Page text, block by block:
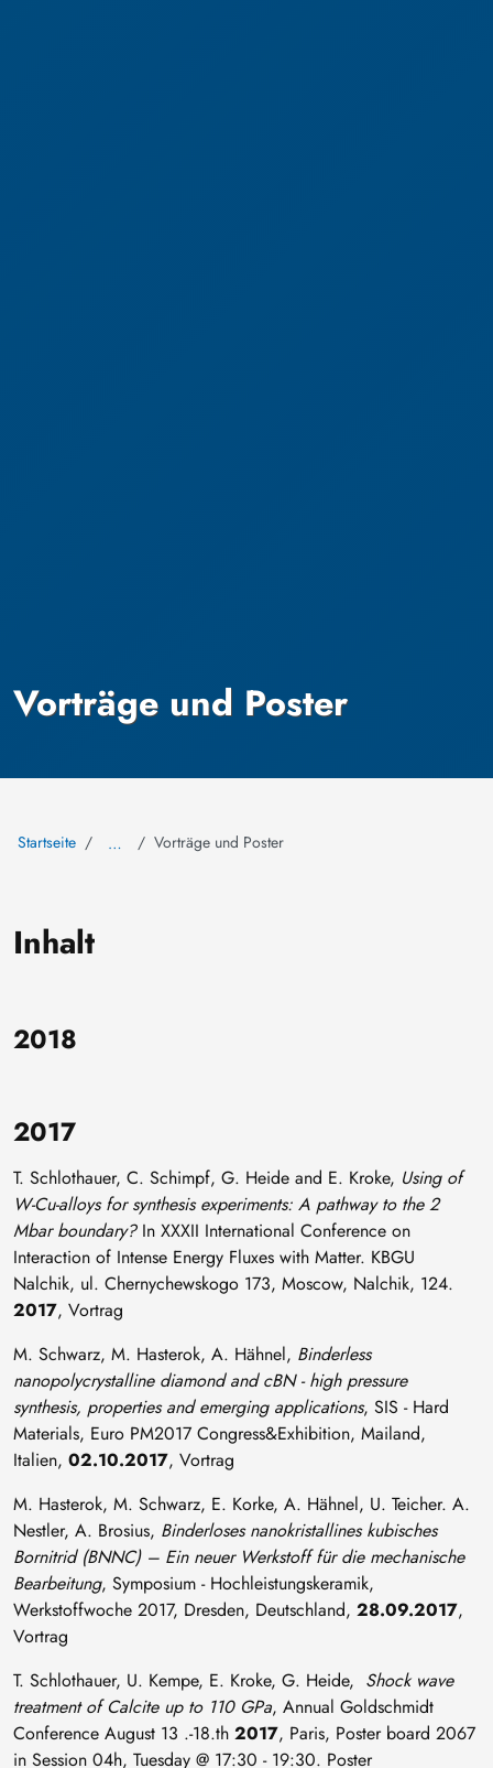
Vorträge und Poster
Startseite … Vorträge und Poster
Inhalt
2018
2017
T. Schlothauer, C. Schimpf, G. Heide and E. Kroke, Using of
W-Cu-alloys for synthesis experiments: A pathway to the 2
Mbar boundary?In XXXII International Conference on
Interaction of Intense Energy Fluxes with Matter. KBGU
Nalchik, ul. Chernychewskogo 173, Moscow, Nalchik, 124.
2017, Vortrag
M. Schwarz, M. Hasterok, A. Hähnel, Binderless
nanopolycrystalline diamond and cBN - high pressure
synthesis, properties and emerging applications, SIS - Hard
Materials, Euro PM2017 Congress&Exhibition, Mailand,
Italien, 02.10.2017, Vortrag
M. Hasterok, M. Schwarz, E. Korke, A. Hähnel, U. Teicher. A.
Nestler, A. Brosius, Binderloses nanokristallines kubisches
Bornitrid (BNNC) – Ein neuer Werkstoff für die mechanische
Bearbeitung, Symposium - Hochleistungskeramik,
Werkstoffwoche 2017, Dresden, Deutschland, 28.09.2017,
Vortrag
T. Schlothauer, U. Kempe, E. Kroke, G. Heide, Shock wave
treatment of Calcite up to 110 GPa, Annual Goldschmidt
Conference August 13 .-18.th 2017, Paris, Poster board 2067
in Session 04h, Tuesday @ 17:30 - 19:30. Poster